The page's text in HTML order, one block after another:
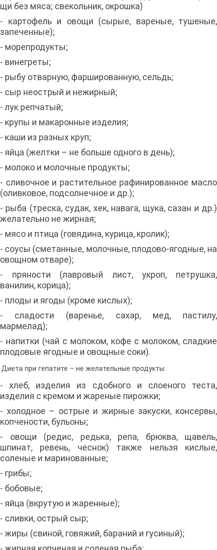
щи без мяса; свекольник, окрошка)
- картофель и овощи (сырые, вареные, тушеные,
запеченные);
- морепродукты;
- винегреты;
- рыбу отварную, фаршированную, сельдь;
- сыр неострый и нежирный;
- лук репчатый;
- крупы и макаронные изделия;
- каши из разных круп;
- яйца (желтки – не больше одного в день);
- молоко и молочные продукты;
- сливочное и растительное рафинированное масло
(оливковое, подсолнечное и др.);
- рыба (треска, судак, хек, навага, щука, сазан и др.)
желательно не жирная;
- мясо и птица (говядина, курица, кролик);
- соусы (сметанные, молочные, плодово-ягодные, на
овощном отваре);
- пряности (лавровый лист, укроп, петрушка,
ванилин, корица);
- плоды и ягоды (кроме кислых);
- сладости (варенье, сахар, мед, пастилу,
мармелад);
- напитки (чай с молоком, кофе с молоком, сладкие
плодовые ягодные и овощные соки).
Диета при гепатите – не желательные продукты:
- хлеб, изделия из сдобного и слоеного теста,
изделия с кремом и жареные пирожки;
- холодное – острые и жирные закуски, консервы,
копчености, бульоны;
- овощи (редис, редька, репа, брюква, щавель,
шпинат, ревень, чеснок) также нельзя кислые,
соленые и маринованные;
- грибы;
- бобовые;
- яйца (вкрутую и жаренные);
- сливки, острый сыр;
- жиры (свиной, говяжий, бараний и гусиный);